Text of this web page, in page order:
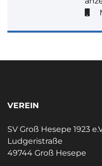
VEREIN
SV Groß Hesepe 1923
Ludgeristraße
49744 Groß Hesepe